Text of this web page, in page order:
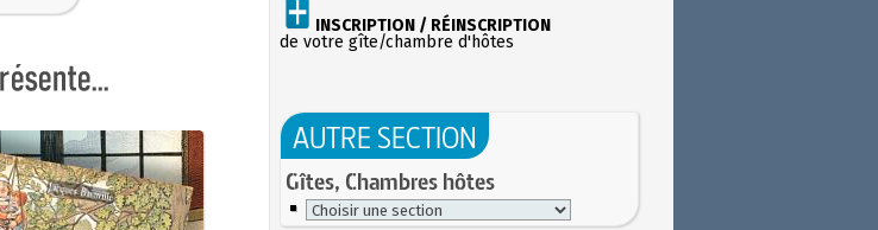
INSCRIPTION / RÉINSCRIPTION
de votre gîte/chambre d'hôtes
AUTRE SECTION
Gîtes, Chambres hôtes